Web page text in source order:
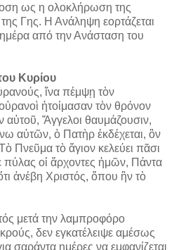
ως η ολοκλήρωση της
Γης. Η Ανάληψη εορτάζεται
από την Ανάσταση του
Κυρίου
ἵνα πέμψῃ τὸν
ἡτοίμασαν τὸν θρόνον
αὐτοῦ, Ἄγγελοι θαυμάζουσιν,
αὐτῶν, ὁ Πατὴρ ἐκδέχεται, ὃν
Πνεῦμα τὸ ἅγιον κελεύει πᾶσι
πύλας οἱ ἄρχοντες ἡμῶν, Πάντα
ἀνέβη Χριστός, ὅπου ἣν τὸ
μετά την λαμπροφόρο
δεν εγκατέλειψε αμέσως
σαράντα ημέρες να εμφανίζεται